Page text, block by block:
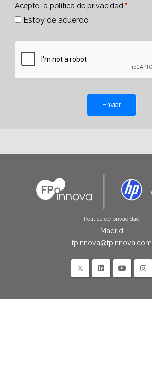
Acepto la política de privacidad
Estoy de acuerdo
Enviar
Política de privacidad
Madrid
fpinnova@fpinnova.com